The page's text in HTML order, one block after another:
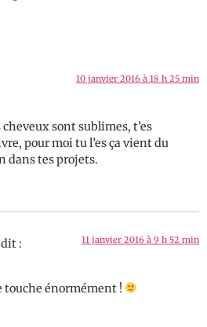
10 janvier 2016 à 18 h 25 min
sont sublimes, t’es
pour moi tu l’es ça vient du
dans tes projets.
dit : 11 janvier 2016 à 9 h 52 min
touche énormément !